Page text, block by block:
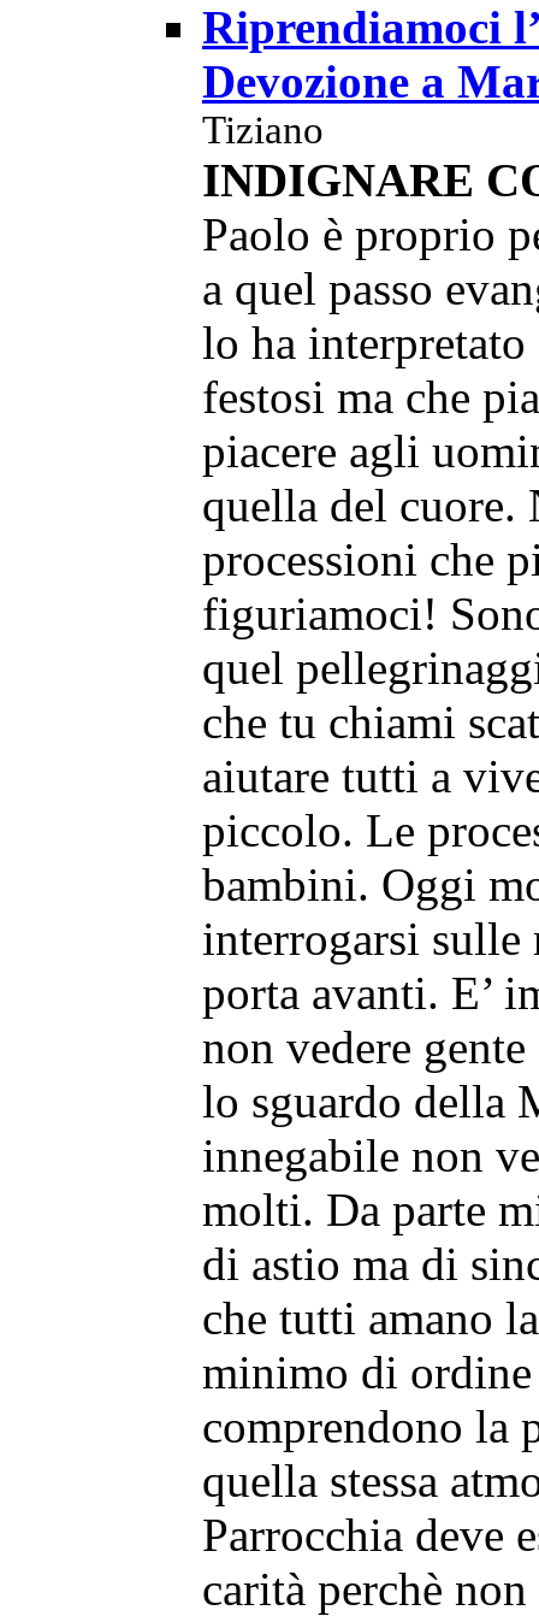
Riprendiamoci
Devozione a
Tiziano
INDIGNARE
Paolo è proprio
a quel passo
lo ha
festosi ma che
piacere agli
quella del cuore.
processioni che
figuriamoci!
quel
che tu chiami
aiutare tutti a
piccolo. Le
bambini. Oggi
interrogarsi sulle
porta avanti. E’
non vedere
lo sguardo della
innegabile non
molti. Da parte
di astio ma di
che tutti amano
minimo di ordine
comprendono la
quella stessa
Parrocchia deve
carità perchè